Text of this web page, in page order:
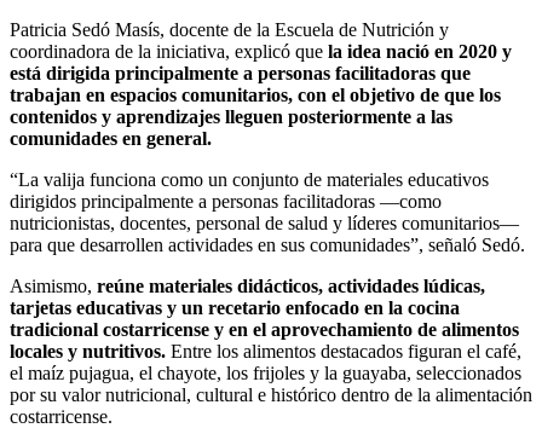
Patricia Sedó Masís, docente de la Escuela de Nutrición y
coordinadora de la iniciativa, explicó que la idea nació en 2020 y
está dirigida principalmente a personas facilitadoras que
trabajan en espacios comunitarios, con el objetivo de que los
contenidos y aprendizajes lleguen posteriormente a las
comunidades en general.
“La valija funciona como un conjunto de materiales educativos
dirigidos principalmente a personas facilitadoras —como
nutricionistas, docentes, personal de salud y líderes comunitarios—
para que desarrollen actividades en sus comunidades”, señaló Sedó.
Asimismo, reúne materiales didácticos, actividades lúdicas,
tarjetas educativas y un recetario enfocado en la cocina
tradicional costarricense y en el aprovechamiento de alimentos
locales y nutritivos. Entre los alimentos destacados figuran el café,
el maíz pujagua, el chayote, los frijoles y la guayaba, seleccionados
por su valor nutricional, cultural e histórico dentro de la alimentación
costarricense.